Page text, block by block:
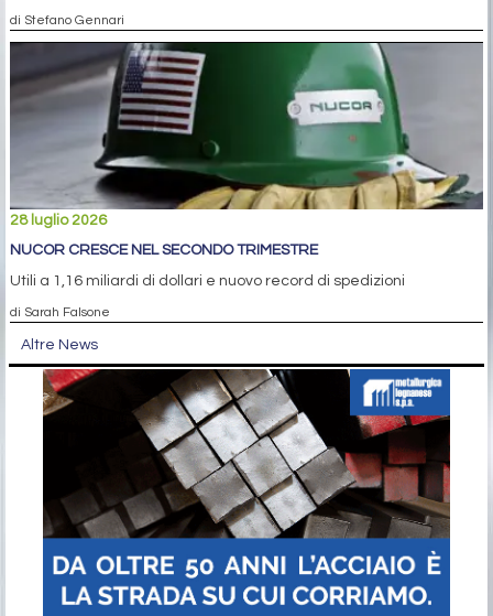
di Stefano Gennari
28 luglio 2026
NUCOR CRESCE NEL SECONDO TRIMESTRE
Utili a 1,16 miliardi di dollari e nuovo record di spedizioni
di Sarah Falsone
Altre News